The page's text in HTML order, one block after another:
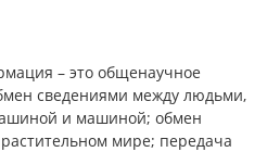
– это общенаучное
сведениями между людьми,
и машиной; обмен
мире; передача